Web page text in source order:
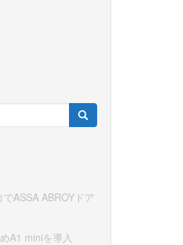
ASSA ABROYドア
A1 miniを導入